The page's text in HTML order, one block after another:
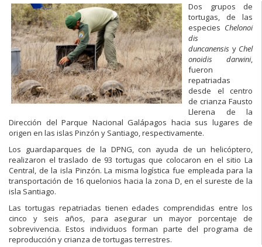
Dos grupos de
tortugas, de las
especies Chelonoi
dis
duncanensis y Chel
onoidis darwini,
fueron
repatriadas
desde el centro
de crianza Fausto
Llerena de la
Dirección del Parque Nacional Galápagos hacia sus lugares de
origen en las islas Pinzón y Santiago, respectivamente.
Los guardaparques de la DPNG, con ayuda de un helicóptero,
realizaron el traslado de 93 tortugas que colocaron en el sitio La
Central, de la isla Pinzón. La misma logística fue empleada para la
transportación de 16 quelonios hacia la zona D, en el sureste de la
isla Santiago.
Las tortugas repatriadas tienen edades comprendidas entre los
cinco y seis años, para asegurar un mayor porcentaje de
sobrevivencia. Estos individuos forman parte del programa de
reproducción y crianza de tortugas terrestres.